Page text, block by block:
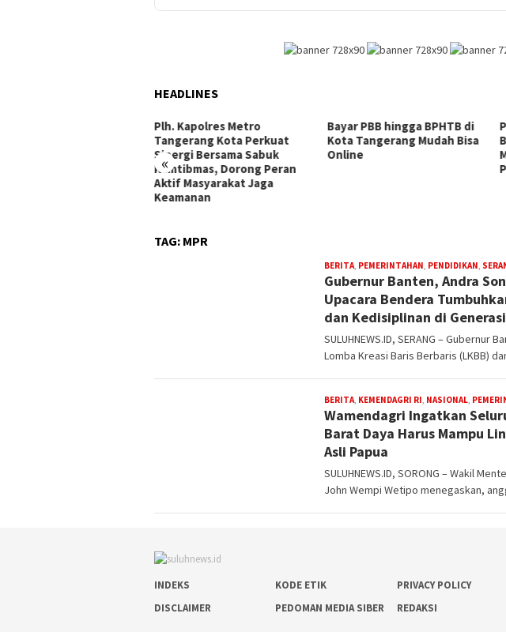
HEADLINES
«
Plh. Kapolres Metro
Tangerang Kota Perkuat
Sinergi Bersama Sabuk
Kamtibmas, Dorong Peran
Aktif Masyarakat Jaga
Keamanan
Bayar PBB hingga BPHTB di
Kota Tangerang Mudah Bisa
Online
TAG: MPR
BERITA, PEMERINTAHAN, PENDIDIKAN,
Gubernur Banten, Andra
Upacara Bendera
dan Kedisiplinan di
SULUHNEWS.ID, SERANG – Gubernur
Lomba Kreasi Baris Berbaris (LKBB)
BERITA, KEMENDAGRI RI, NASIONAL,
Wamendagri Ingatkan
Barat Daya Harus Mampu
Asli Papua
SULUHNEWS.ID, SORONG – Wakil
John Wempi Wetipo menegaskan,
INDEKS KODE ETIK
PRIVACY POLICY
DISCLAIMER
PEDOMAN MEDIA SIBER REDAKSI